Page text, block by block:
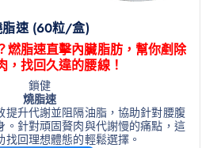
脂速 (60粒/盒)
燃脂速直擊內臟脂肪，幫你剷除
，找回久違的腰線！
鎖健
燒脂速
提升代謝並阻隔油脂，協助針對腰腹
。針對頑固贅肉與代謝慢的痛點，這
找回理想體態的輕鬆選擇。